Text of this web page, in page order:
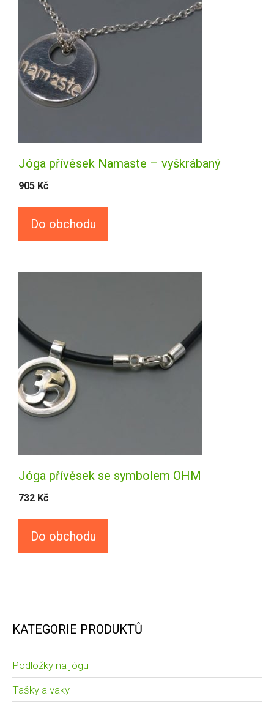
Jóga přívěsek Namaste – vyškrábaný
905 Kč
Do obchodu
Jóga přívěsek se symbolem OHM
732 Kč
Do obchodu
KATEGORIE PRODUKTŮ
Podložky na jógu
Tašky a vaky